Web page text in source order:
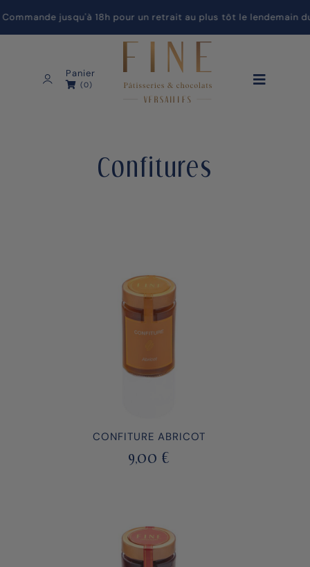
Commande jusqu'à 18h pour un retrait au plus tôt le lendemain
Panier
(0)
Confitures
CONFITURE ABRICOT
9,00 €